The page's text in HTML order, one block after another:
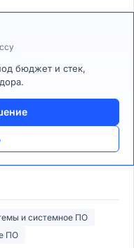
бюджет и стек,
и системное ПО
ПО